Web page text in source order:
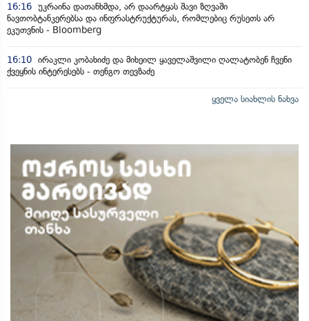
16:16 უკრაინა დათანხმდა, არ დაარტყას შავი ზღვაში
ნავთობტანკერებსა და ინფრასტრუქტურას, რომლებიც რუსეთს არ
ეკუთვნის - Bloomberg
16:10 ირაკლი კობახიძე და მიხეილ ყაველაშვილი ღალატობენ ჩვენი
ქვეყნის ინტერესებს - თენგო თევზაძე
ყველა სიახლის ნახვა